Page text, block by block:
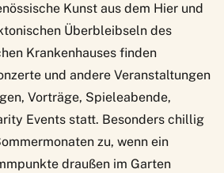
Kunst aus dem Hier und
Überbleibseln des
Krankenhauses finden
und andere Veranstaltungen
Vorträge, Spieleabende,
Events statt. Besonders chillig
zu, wenn ein
draußen im Garten